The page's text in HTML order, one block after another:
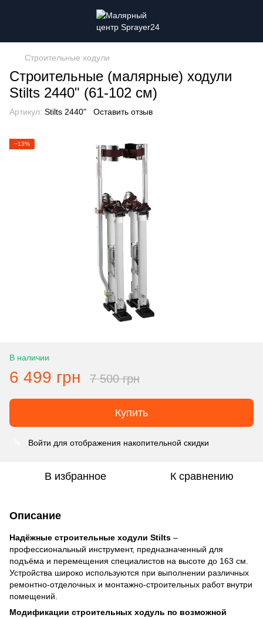
Строительные ходули
Строительные (малярные) ходули
Stilts 2440" (61-102 см)
Артикул: Stilts 2440" Оставить отзыв
−13%
В наличии
6 499 грн 7 500 грн
Купить
Войти для отображения накопительной скидки
В избранное К сравнению
Описание
Надёжные строительные ходули Stilts –
профессиональный инструмент, предназначенный для
подъёма и перемещения специалистов на высоте до 163 см.
Устройства широко используются при выполнении различных
ремонтно-отделочных и монтажно-строительных работ внутри
помещений.
Модификации строительных ходуль по возможной